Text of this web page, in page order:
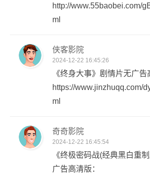
http://www.55baobei.com/
ml
侠客影院
2024-12-22 16:45:26
《终身大事》剧情片无广告
https://www.jinzhuqq.com/
ml
奇奇影院
2024-12-22 16:45:54
《终极密码战(经典黑白重
广告高清版：